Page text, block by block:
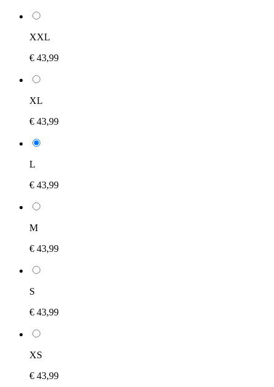
XXL
€ 43,99
XL
€ 43,99
L
€ 43,99
M
€ 43,99
S
€ 43,99
XS
€ 43,99